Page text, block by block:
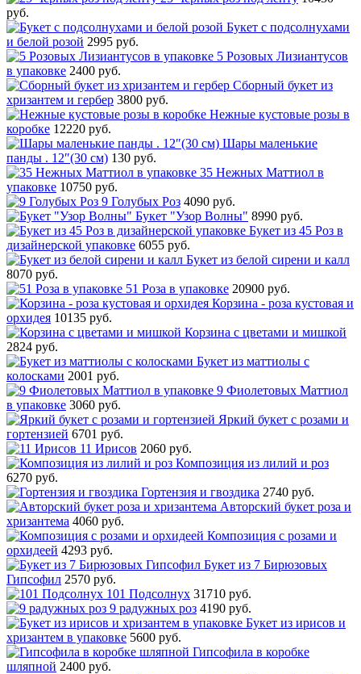
руб.
Букет с подсолнухами
и белой розой 2995 руб.
5 Розовых Лизиантусов
в упаковке 2400 руб.
Сборный букет из
хризантем и гербер 3800 руб.
Нежные кустовые розы в
коробке 12220 руб.
Шары маленькие
панды . 12″(30 см) 130 руб.
35 Нежных Маттиол в
упаковке 10750 руб.
9 Голубых Роз 4090 руб.
Букет "Узор Волны" 8990 руб.
Букет из 45 Роз в
дизайнерской упаковке 6055 руб.
Букет из белой сирени и калл
8070 руб.
51 Роза в упаковке 20900 руб.
Корзина - роза кустовая и
орхидея 10135 руб.
Корзина с цветами и мишкой
2824 руб.
Букет из маттиолы с
колосками 2001 руб.
9 Фиолетовых Маттиол
в упаковке 3060 руб.
Яркий букет с розами и
гортензией 6701 руб.
11 Ирисов 2060 руб.
Композиция из лилий и роз
6270 руб.
Гортензия и гвоздика 2740 руб.
Авторский букет роза и
хризантема 4060 руб.
Композиция с розами и
орхидеей 4293 руб.
Букет из 7 Бирюзовых
Гипсофил 2570 руб.
101 Подсолнух 31710 руб.
9 радужных роз 4190 руб.
Букет из ирисов и
хризантем в упаковке 5600 руб.
Гипсофила в коробке
шляпной 2400 руб.